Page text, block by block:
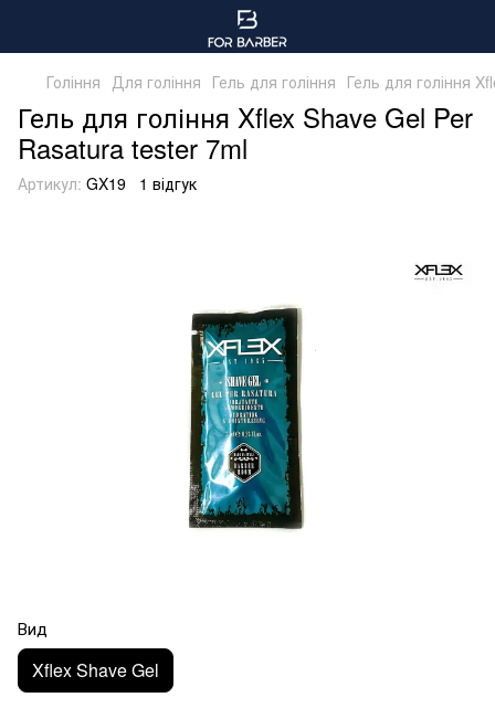
Гоління Для гоління Гель для гоління Гель для гоління
Гель для гоління Xflex Shave Gel Per
Rasatura tester 7ml
Артикул: GX19 1 відгук
Вид
Xflex Shave Gel